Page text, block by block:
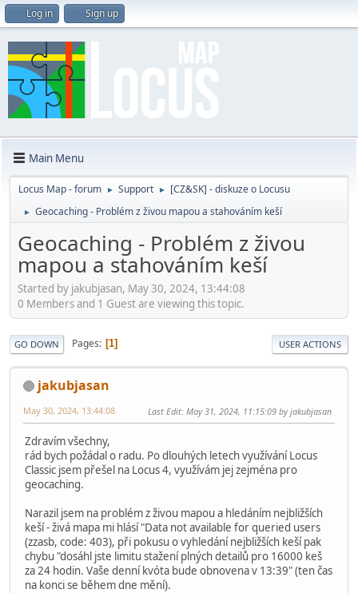
Log in Sign up
Main Menu
Locus Map - forum ► Support ► [CZ&SK] - diskuze o Locusu
► Geocaching - Problém z živou mapou a stahováním keší
Geocaching - Problém z živou
mapou a stahováním keší
Started by jakubjasan, May 30, 2024, 13:44:08
0 Members and 1 Guest are viewing this topic.
GO DOWN Pages 1 USER ACTIONS
jakubjasan
May 30, 2024, 13:44:08 Last Edit: May 31, 2024, 11:15:09 by jakubjasan
Zdravím všechny,
rád bych požádal o radu. Po dlouhých letech využívání Locus
Classic jsem přešel na Locus 4, využívám jej zejména pro
geocaching.
Narazil jsem na problém z živou mapou a hledáním nejbližších
keší - živá mapa mi hlásí "Data not available for queried users
(zzasb, code: 403), při pokusu o vyhledání nejbližších keší pak
chybu "dosáhl jste limitu stažení plných detailů pro 16000 keš
za 24 hodin. Vaše denní kvóta bude obnovena v 13:39" (ten čas
na konci se během dne mění).